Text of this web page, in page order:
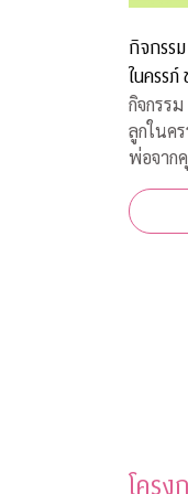
กิจกรร
ในครร
คุก คืนสุ
กิจกรร
ลูกในค
พ่อจาก